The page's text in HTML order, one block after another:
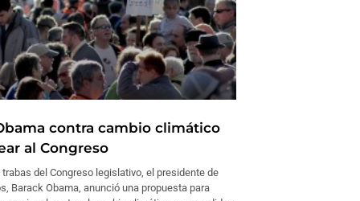
contra cambio climático
al Congreso
del Congreso legislativo, el presidente de
Barack Obama, anunció una propuesta para